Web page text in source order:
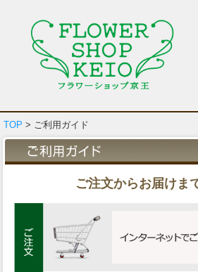
TOP > ご利用ガイド
ご注文からお届けま